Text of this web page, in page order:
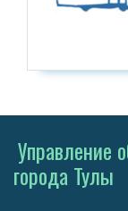
Управление
города Тулы